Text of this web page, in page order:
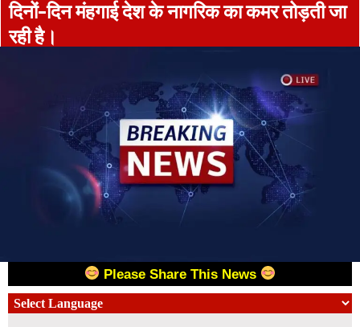
दिनों-दिन मंहगाई देश के नागरिक का कमर तोड़ती जा
रही है।
Please Share This News